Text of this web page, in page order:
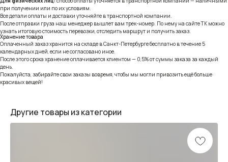
при получении или по их условиям.
Все детали оплаты и доставки уточняйте в транспортной компании.
После отправки груза наш менеджер вышлет вам трек-номер. По нему на сайте ТК можно
узнать итоговую стоимость перевозки, отследить маршрут и получить заказ.
Хранение товара
Оплаченный заказ хранится на складе в Санкт-Петербурге бесплатно в течение 5
календарных дней, если не согласовано иное.
После этого срока хранение оплачивается клиентом — 0,5% от суммы заказа за каждый
день.
Пожалуйста, забирайте свои заказы вовремя, чтобы мы могли привозить ещё больше
красивых вещей!
Другие товары из категории